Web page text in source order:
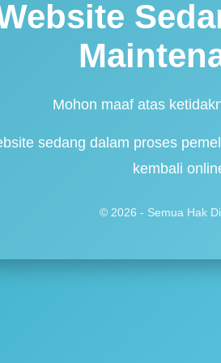
Mohon maaf atas
sedang dalam proses
kembali
© 2026 - Semua Hak